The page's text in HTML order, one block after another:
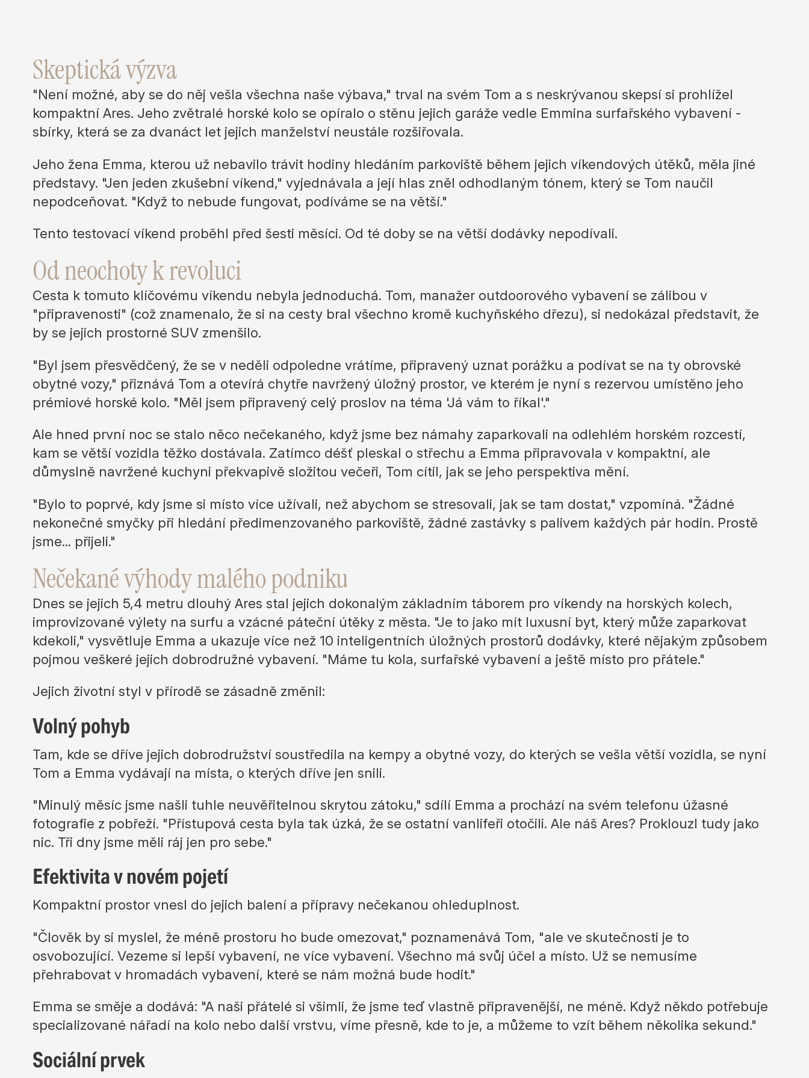
Skeptická výzva
"Není možné, aby se do něj vešla všechna naše výbava," trval na svém Tom a s neskrývanou skepsí si prohlížel
kompaktní Ares. Jeho zvětralé horské kolo se opíralo o stěnu jejich garáže vedle Emmina surfařského vybavení -
sbírky, která se za dvanáct let jejich manželství neustále rozšiřovala.
Jeho žena Emma, kterou už nebavilo trávit hodiny hledáním parkoviště během jejich víkendových útěků, měla jiné
představy. "Jen jeden zkušební víkend," vyjednávala a její hlas zněl odhodlaným tónem, který se Tom naučil
nepodceňovat. "Když to nebude fungovat, podíváme se na větší."
Tento testovací víkend proběhl před šesti měsíci. Od té doby se na větší dodávky nepodívali.
Od neochoty k revoluci
Cesta k tomuto klíčovému víkendu nebyla jednoduchá. Tom, manažer outdoorového vybavení se zálibou v
"připravenosti" (což znamenalo, že si na cesty bral všechno kromě kuchyňského dřezu), si nedokázal představit, že
by se jejich prostorné SUV zmenšilo.
"Byl jsem přesvědčený, že se v neděli odpoledne vrátíme, připravený uznat porážku a podívat se na ty obrovské
obytné vozy," přiznává Tom a otevírá chytře navržený úložný prostor, ve kterém je nyní s rezervou umístěno jeho
prémiové horské kolo. "Měl jsem připravený celý proslov na téma 'Já vám to říkal'."
Ale hned první noc se stalo něco nečekaného, když jsme bez námahy zaparkovali na odlehlém horském rozcestí,
kam se větší vozidla těžko dostávala. Zatímco déšť pleskal o střechu a Emma připravovala v kompaktní, ale
důmyslně navržené kuchyni překvapivě složitou večeři, Tom cítil, jak se jeho perspektiva mění.
"Bylo to poprvé, kdy jsme si místo více užívali, než abychom se stresovali, jak se tam dostat," vzpomíná. "Žádné
nekonečné smyčky při hledání předimenzovaného parkoviště, žádné zastávky s palivem každých pár hodin. Prostě
jsme... přijeli."
Nečekané výhody malého podniku
Dnes se jejich 5,4 metru dlouhý Ares stal jejich dokonalým základním táborem pro víkendy na horských kolech,
improvizované výlety na surfu a vzácné páteční útěky z města. "Je to jako mít luxusní byt, který může zaparkovat
kdekoli," vysvětluje Emma a ukazuje více než 10 inteligentních úložných prostorů dodávky, které nějakým způsobem
pojmou veškeré jejich dobrodružné vybavení. "Máme tu kola, surfařské vybavení a ještě místo pro přátele."
Jejich životní styl v přírodě se zásadně změnil:
Volný pohyb
Tam, kde se dříve jejich dobrodružství soustředila na kempy a obytné vozy, do kterých se vešla větší vozidla, se nyní
Tom a Emma vydávají na místa, o kterých dříve jen snili.
"Minulý měsíc jsme našli tuhle neuvěřitelnou skrytou zátoku," sdílí Emma a prochází na svém telefonu úžasné
fotografie z pobřeží. "Přístupová cesta byla tak úzká, že se ostatní vanlifeři otočili. Ale náš Ares? Proklouzl tudy jako
nic. Tři dny jsme měli ráj jen pro sebe."
Efektivita v novém pojetí
Kompaktní prostor vnesl do jejich balení a přípravy nečekanou ohleduplnost.
"Člověk by si myslel, že méně prostoru ho bude omezovat," poznamenává Tom, "ale ve skutečnosti je to
osvobozující. Vezeme si lepší vybavení, ne více vybavení. Všechno má svůj účel a místo. Už se nemusíme
přehrabovat v hromadách vybavení, které se nám možná bude hodit."
Emma se směje a dodává: "A naši přátelé si všimli, že jsme teď vlastně připravenější, ne méně. Když někdo potřebuje
specializované nářadí na kolo nebo další vrstvu, víme přesně, kde to je, a můžeme to vzít během několika sekund."
Sociální prvek
INFO@ROBETA.SI
INFO@ROBETA.SI
+386 30 730 900
+386 30 730 900
Kontaktujte
náš tým!